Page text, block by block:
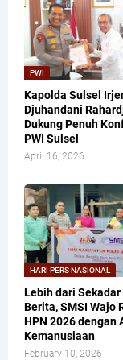
PWI
Kapolda Sulsel
Djuhandani
Dukung Penuh
PWI Sulsel
April 16, 2026
HARI PERS NASIONAL
Lebih dari
Berita, SMSI Wajo
HPN 2026 dengan
Kemanusiaan
February 10, 2026